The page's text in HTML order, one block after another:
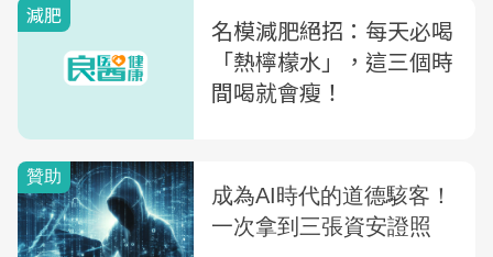
減肥
名模減肥絕招：每天必喝
「熱檸檬水」，這三個時
間喝就會瘦！